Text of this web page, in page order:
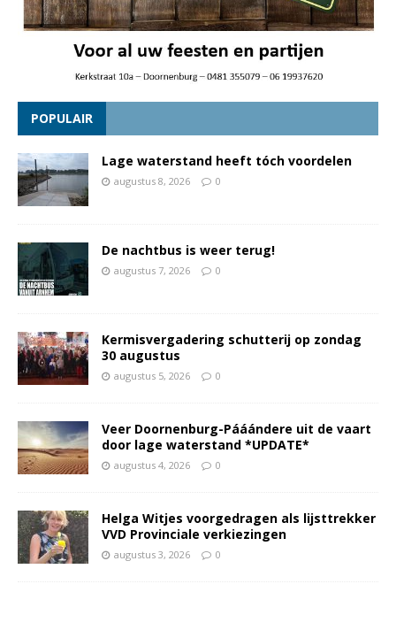
POPULAIR
Lage waterstand heeft tóch voordelen
augustus 8, 2026 0
De nachtbus is weer terug!
augustus 7, 2026 0
Kermisvergadering schutterij op zondag
30 augustus
augustus 5, 2026 0
Veer Doornenburg-Pááándere uit de vaart
door lage waterstand *UPDATE*
augustus 4, 2026 0
Helga Witjes voorgedragen als lijsttrekker
VVD Provinciale verkiezingen
augustus 3, 2026 0